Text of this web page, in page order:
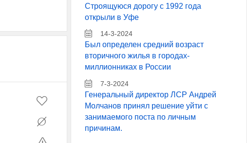
Строящуюся дорогу с 1992 года
открыли в Уфе
14-3-2024
Был определен средний возраст
вторичного жилья в городах-
миллионниках в России
7-3-2024
Генеральный директор ЛСР Андрей
Молчанов принял решение уйти с
занимаемого поста по личным
причинам.